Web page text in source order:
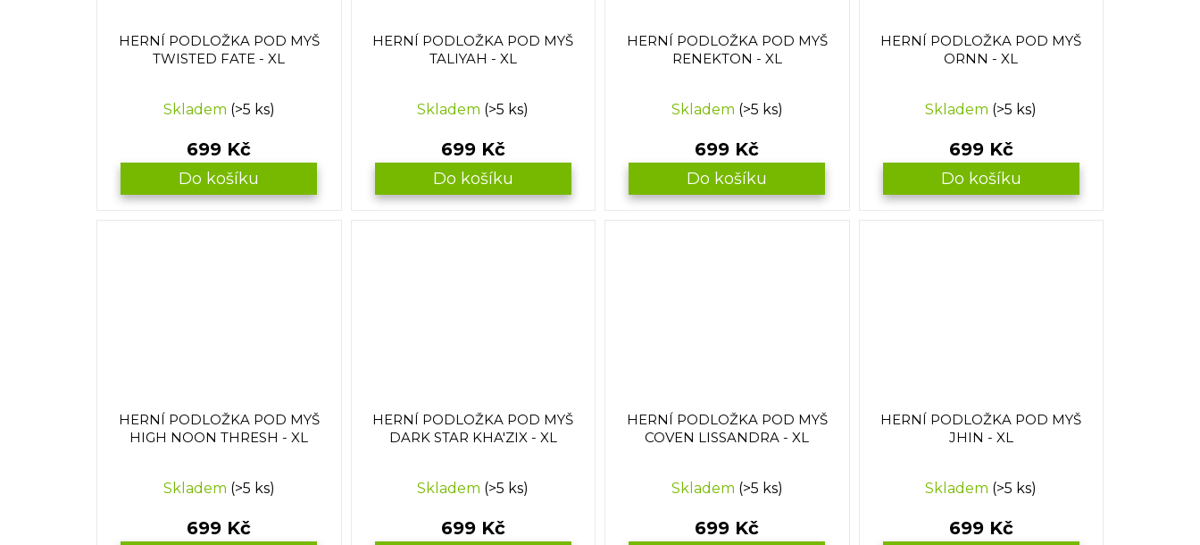
HERNÍ PODLOŽKA POD MYŠ
TWISTED FATE - XL
Skladem (>5 ks)
699 Kč
Do košíku
HERNÍ PODLOŽKA POD MYŠ
TALIYAH - XL
Skladem (>5 ks)
699 Kč
Do košíku
HERNÍ PODLOŽKA POD MYŠ
RENEKTON - XL
Skladem (>5 ks)
699 Kč
Do košíku
HERNÍ PODLOŽKA POD MYŠ
ORNN - XL
Skladem (>5 ks)
699 Kč
Do košíku
HERNÍ PODLOŽKA POD MYŠ
HIGH NOON THRESH - XL
Skladem (>5 ks)
699 Kč
HERNÍ PODLOŽKA POD MYŠ
DARK STAR KHA'ZIX - XL
Skladem (>5 ks)
699 Kč
HERNÍ PODLOŽKA POD MYŠ
COVEN LISSANDRA - XL
Skladem (>5 ks)
699 Kč
HERNÍ PODLOŽKA POD MYŠ
JHIN - XL
Skladem (>5 ks)
699 Kč